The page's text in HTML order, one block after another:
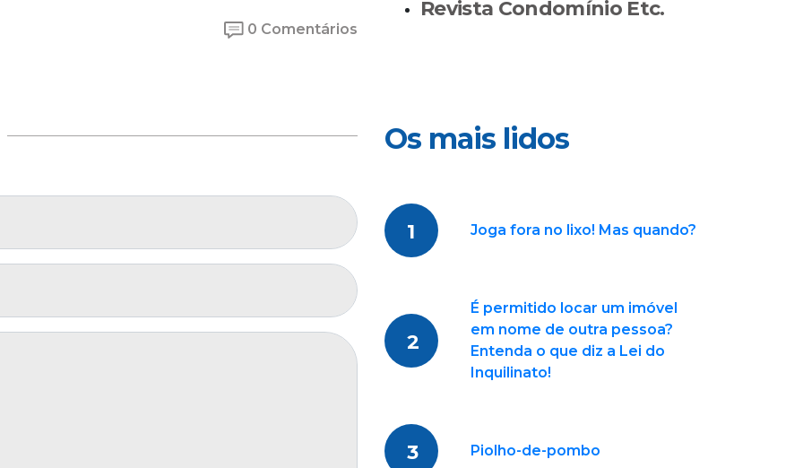
0 Comentários
Revista Condomínio Etc.
Os mais lidos
1 Joga fora no lixo! Mas quando?
2
É permitido locar um imóvel
em nome de outra pessoa?
Entenda o que diz a Lei do
Inquilinato!
3 Piolho-de-pombo